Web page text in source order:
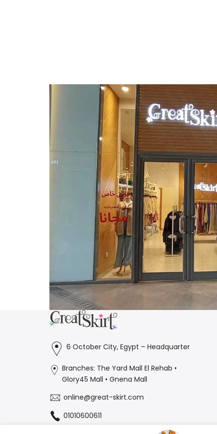
6 October City, Egypt – Headquarter
Branches: The Yard Mall El Rehab •
Glory45 Mall • Gnena Mall
online@great-skirt.com
01010600611